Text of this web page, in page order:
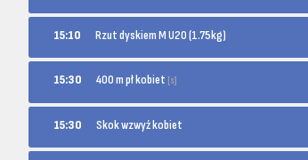
15:10 Rzut dyskiem M U20 (1.75kg)
15:30 400 m pł kobiet [s]
15:30 Skok wzwyż kobiet